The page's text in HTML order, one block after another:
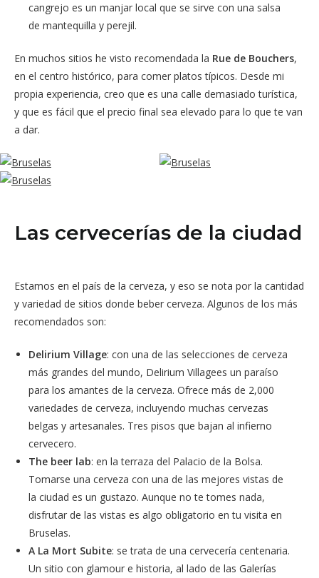
cangrejo es un manjar local que se sirve con una salsa
de mantequilla y perejil.
En muchos sitios he visto recomendada la Rue de Bouchers,
en el centro histórico, para comer platos típicos. Desde mi
propia experiencia, creo que es una calle demasiado turística,
y que es fácil que el precio final sea elevado para lo que te van
a dar.
Las cervecerías de la ciudad
Estamos en el país de la cerveza, y eso se nota por la cantidad
y variedad de sitios donde beber cerveza. Algunos de los más
recomendados son:
Delirium Village: con una de las selecciones de cerveza
más grandes del mundo, Delirium Villagees un paraíso
para los amantes de la cerveza. Ofrece más de 2,000
variedades de cerveza, incluyendo muchas cervezas
belgas y artesanales. Tres pisos que bajan al infierno
cervecero.
The beer lab: en la terraza del Palacio de la Bolsa.
Tomarse una cerveza con una de las mejores vistas de
la ciudad es un gustazo. Aunque no te tomes nada,
disfrutar de las vistas es algo obligatorio en tu visita en
Bruselas.
A La Mort Subite: se trata de una cervecería centenaria.
Un sitio con glamour e historia, al lado de las Galerías